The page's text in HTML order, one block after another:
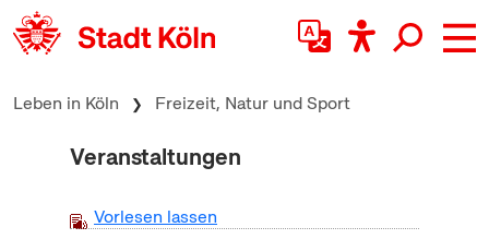
zum Inhalt springen
Leben in Köln Freizeit, Natur und Sport
Veranstaltungen
Vorlesen lassen